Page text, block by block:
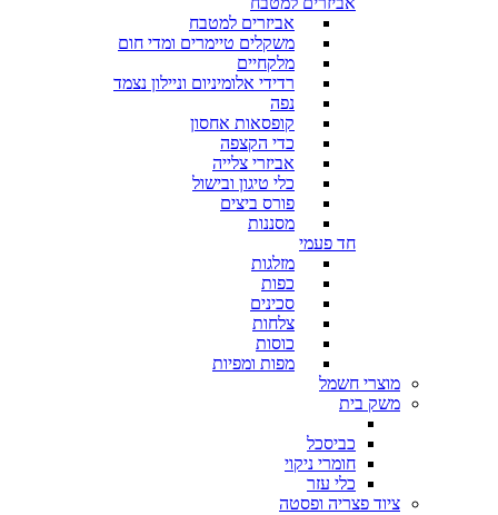
אביזרים למטבח
משקלים טיימרים ומדי חום
מלקחיים
רדידי אלומיניום וניילון נצמד
נפה
קופסאות אחסון
כדי הקצפה
אביזרי צלייה
כלי טיגון ובישול
פורס ביצים
מסננות
חד פעמי
מזלגות
כפות
סכינים
צלחות
כוסות
מפות ומפיות
מוצרי חשמל
משק בית
כביסכל
חומרי ניקוי
כלי עזר
ציוד פצריה ופסטה